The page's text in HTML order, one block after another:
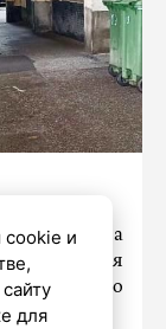
Петербурга
дорожного
cookie и
для